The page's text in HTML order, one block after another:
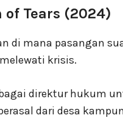
of Tears (2024)
di mana pasangan
krisis.
direktur hukum
dari desa